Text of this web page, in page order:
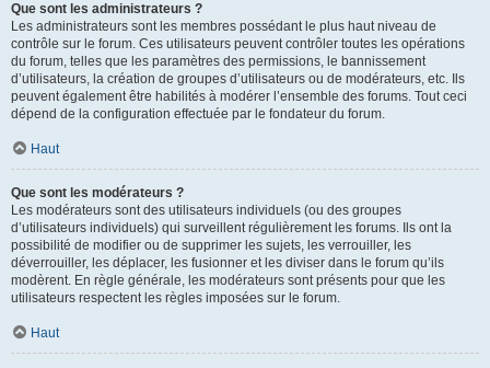
Que sont les administrateurs ?
Les administrateurs sont les membres possédant le plus haut niveau de
contrôle sur le forum. Ces utilisateurs peuvent contrôler toutes les opérations
du forum, telles que les paramètres des permissions, le bannissement
d’utilisateurs, la création de groupes d’utilisateurs ou de modérateurs, etc. Ils
peuvent également être habilités à modérer l’ensemble des forums. Tout ceci
dépend de la configuration effectuée par le fondateur du forum.
Haut
Que sont les modérateurs ?
Les modérateurs sont des utilisateurs individuels (ou des groupes
d’utilisateurs individuels) qui surveillent régulièrement les forums. Ils ont la
possibilité de modifier ou de supprimer les sujets, les verrouiller, les
déverrouiller, les déplacer, les fusionner et les diviser dans le forum qu’ils
modèrent. En règle générale, les modérateurs sont présents pour que les
utilisateurs respectent les règles imposées sur le forum.
Haut